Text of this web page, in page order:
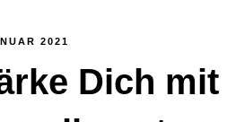
2021
Dich